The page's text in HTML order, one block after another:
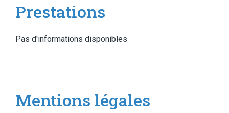
Prestations
Pas d'informations disponibles
Mentions légales